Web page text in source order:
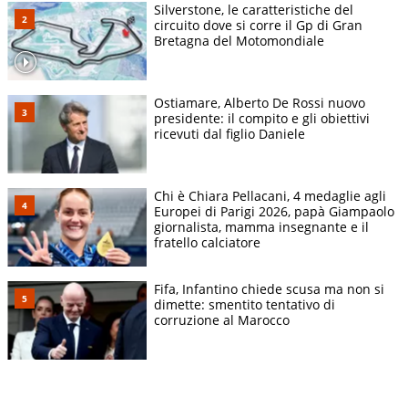
Silverstone, le caratteristiche del
circuito dove si corre il Gp di Gran
Bretagna del Motomondiale
Ostiamare, Alberto De Rossi nuovo
presidente: il compito e gli obiettivi
ricevuti dal figlio Daniele
Chi è Chiara Pellacani, 4 medaglie agli
Europei di Parigi 2026, papà Giampaolo
giornalista, mamma insegnante e il
fratello calciatore
Fifa, Infantino chiede scusa ma non si
dimette: smentito tentativo di
corruzione al Marocco